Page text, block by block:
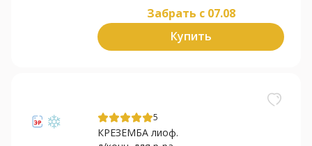
Забрать c 07.08
Купить
5
КРЕЗЕМБА лиоф.